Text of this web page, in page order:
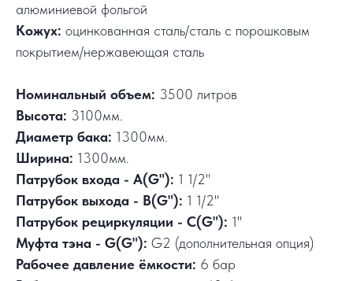
алюминиевой фольгой
Кожух: оцинкованная сталь/сталь с порошковым
покрытием/нержавеющая сталь
Номинальный объем: 3500 литров
Высота: 3100мм.
Диаметр бака: 1300мм.
Ширина: 1300мм.
Патрубок входа - А(G"): 1 1/2"
Патрубок выхода - В(G"): 1 1/2"
Патрубок рециркуляции - С(G"): 1"
Муфта тэна - G(G"): G2 (дополнительная опция)
Рабочее давление ёмкости: 6 бар